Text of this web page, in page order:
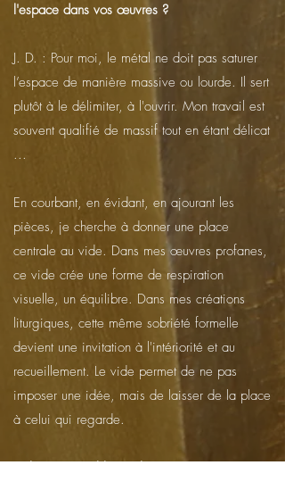
l'espace dans vos œuvres ?
J. D. : Pour moi, le métal ne doit pas saturer
l’espace de manière massive ou lourde. Il sert
plutôt à le délimiter, à l'ouvrir. Mon travail est
souvent qualifié de massif tout en étant délicat
...
En courbant, en évidant, en ajourant les
pièces, je cherche à donner une place
centrale au vide. Dans mes œuvres profanes,
ce vide crée une forme de respiration
visuelle, un équilibre. Dans mes créations
liturgiques, cette même sobriété formelle
devient une invitation à l'intériorité et au
recueillement. Le vide permet de ne pas
imposer une idée, mais de laisser de la place
à celui qui regarde.